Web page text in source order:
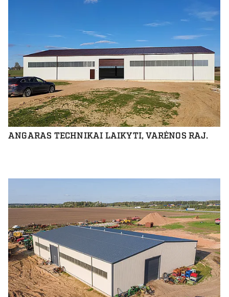
ANGARAS TECHNIKAI LAIKYTI, VARĖNOS RAJ.